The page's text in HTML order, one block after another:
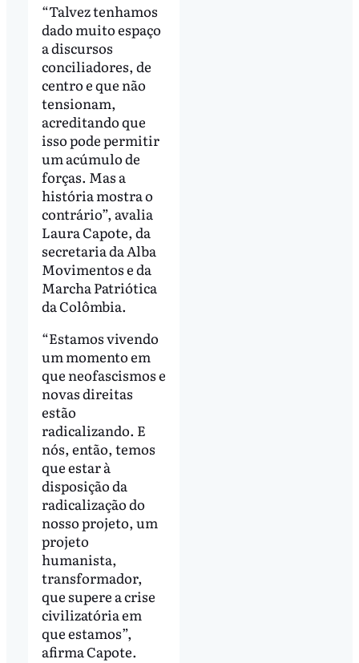
“Talvez tenhamos
dado muito espaço
a discursos
conciliadores, de
centro e que não
tensionam,
acreditando que
isso pode permitir
um acúmulo de
forças. Mas a
história mostra o
contrário”, avalia
Laura Capote, da
secretaria da Alba
Movimentos e da
Marcha Patriótica
da Colômbia.
“Estamos vivendo
um momento em
que neofascismos e
novas direitas
estão
radicalizando. E
nós, então, temos
que estar à
disposição da
radicalização do
nosso projeto, um
projeto
humanista,
transformador,
que supere a crise
civilizatória em
que estamos”,
afirma Capote.